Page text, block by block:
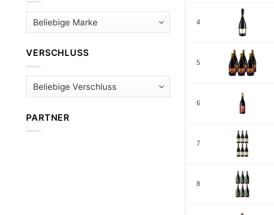
VERSCHLUSS
PARTNER
4
5
6
7
8